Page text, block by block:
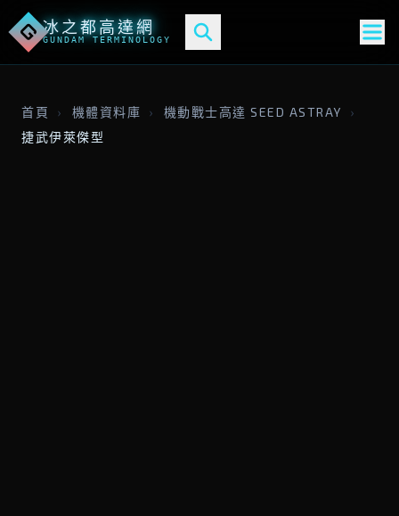
G冰之都高達網
GUNDAM TERMINOLOGY
首頁 › 機體資料庫 › 機動戰士高達 SEED ASTRAY
›
捷武伊萊傑型